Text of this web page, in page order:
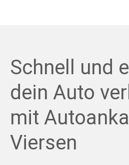
Schnell und
dein Auto
mit
Viersen